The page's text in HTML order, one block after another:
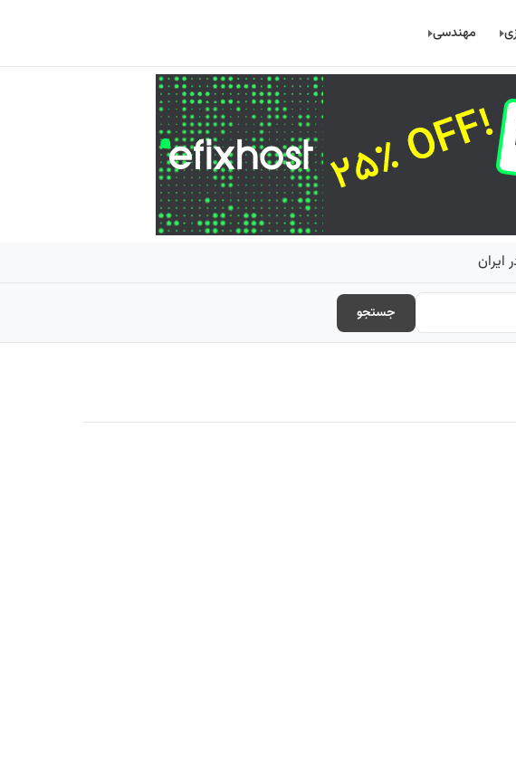
مهندسی
ایران
جستجو